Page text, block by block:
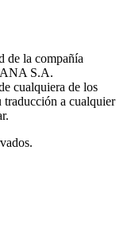
de la compañía
S.A.
cualquiera de los
traducción a cualquier